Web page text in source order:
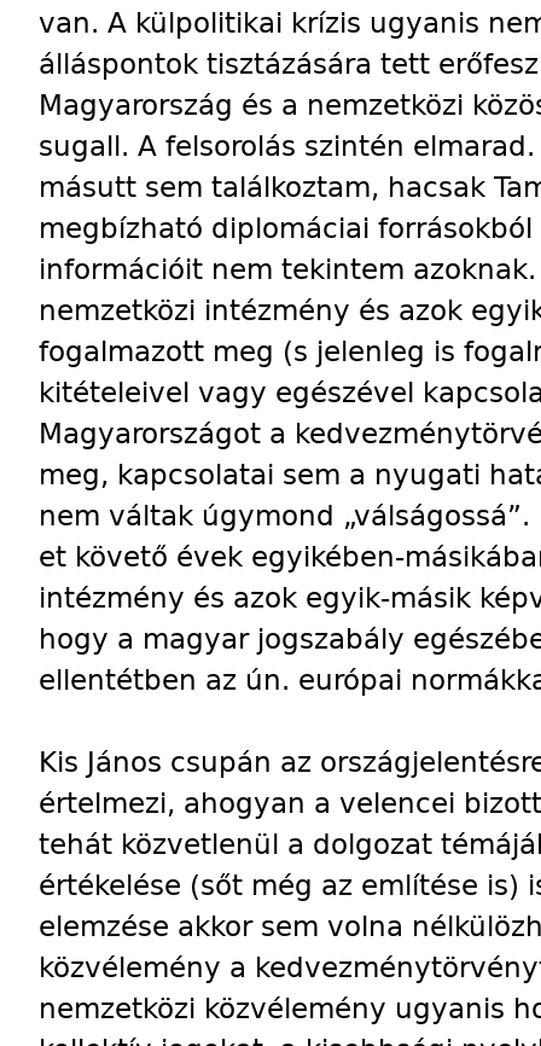
van. A külpolitikai krízis ugyanis
álláspontok tisztázására tett
Magyarország és a nemzetközi
sugall. A felsorolás szintén
másutt sem találkoztam, hacsak
megbízható diplomáciai forrásokból
információit nem tekintem
nemzetközi intézmény és azok
fogalmazott meg (s jelenleg is
kitételeivel vagy egészével
Magyarországot a
meg, kapcsolatai sem a nyugati
nem váltak úgymond
et követő évek egyikében-
intézmény és azok egyik-másik
hogy a magyar jogszabály
ellentétben az ún. európai
Kis János csupán az
értelmezi, ahogyan a velencei
tehát közvetlenül a dolgozat
értékelése (sőt még az említése is)
elemzése akkor sem volna
közvélemény a
nemzetközi közvélemény ugyanis